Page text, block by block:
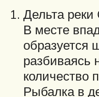
Дельта реки
В месте
образуется
разбиваясь
количество
Рыбалка в